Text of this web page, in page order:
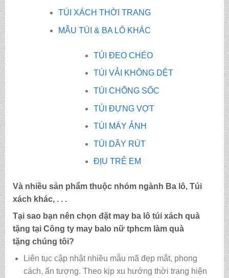
TÚI XÁCH THỜI TRANG
MẪU TÚI & BA LÔ KHÁC
TÚI ĐEO CHÉO
TÚI VẢI KHÔNG DỆT
TÚI CHỐNG SỐC
TÚI ĐỰNG VỢT
TÚI MÁY ẢNH
TÚI DÂY RÚT
ĐỊU TRẺ EM
Và nhiều sản phẩm thuộc nhóm ngành Ba lô, Túi
xách khác, . . .
Tại sao bạn nên chọn đặt may ba lô túi xách quà
tặng tại Công ty maybalo nữ tphcm làm quà
tặng chúng tôi?
Liên tục cập nhật nhiều mẫu mã đẹp mắt, phong
cách, ấn tượng. Theo kịp xu hướng thời trang hiện